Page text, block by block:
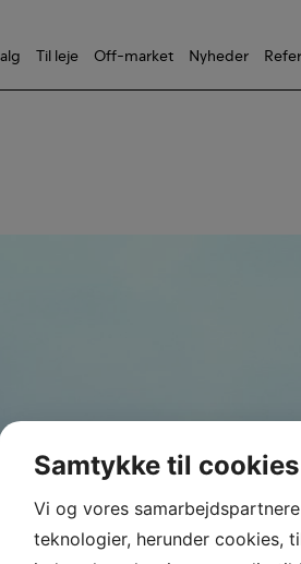
Til leje Off-market Nyheder
Samtykke til cookies
Vi og vores
teknologier, herunder cookies,